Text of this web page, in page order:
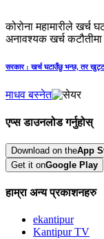
कोरोना महामारीले खर्च
अनावश्यक खर्च
सरकार : खर्च घटाउँछु भन्छ, तर
माधव बस्नेत
एप्स डाउनलोड गर्नुहोस्
Download on theApp
Get it onGoogle Play
हाम्रा अन्य प्रकाशनहरु
ekantipur
Kantipur TV